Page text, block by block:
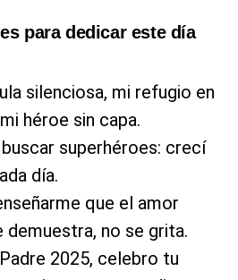
para dedicar este día
silenciosa, mi refugio en
héroe sin capa.
superhéroes: crecí
día.
que el amor
demuestra, no se grita.
2025, celebro tu